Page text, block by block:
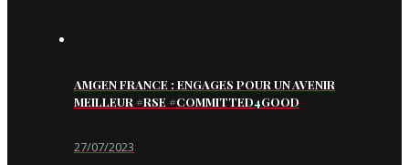
AMGEN FRANCE : ENGAGES POUR UN AVENIR
MEILLEUR #RSE #COMMITTED4GOOD
27/07/2023